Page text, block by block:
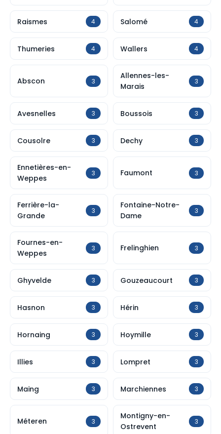
Raismes 4 Salomé 4
Thumeries 4 Wallers 4
Abscon 3
Allennes-les-
Marais
3
Avesnelles 3 Boussois 3
Cousolre 3 Dechy 3
Ennetières-en-
Weppes
3 Faumont 3
Ferrière-la-
Grande
3
Fontaine-Notre-
Dame
3
Fournes-en-
Weppes
3 Frelinghien 3
Ghyvelde 3 Gouzeaucourt 3
Hasnon 3 Hérin 3
Hornaing 3 Hoymille 3
Illies 3 Lompret 3
Maing 3 Marchiennes 3
Méteren 3
Montigny-en-
Ostrevent
3